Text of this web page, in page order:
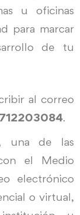
u oficinas
para marcar
de tu
al correo
712203084.
una de las
el Medio
electrónico
o virtual,